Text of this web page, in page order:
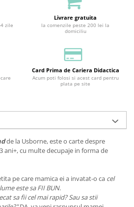
zile
Livrare gratuita
la comenzile peste 200 lei la
domiciliu
Card Prima de Cariera Didactica
Acum poti folosi si acest card pentru
plata pe site
de la Usborne, este o carte despre
ani+, cu multe decupaje in forma de
pe care mamica ei a invatat-o ca cel
este sa FII BUN.
sa fii cel mai rapid? Sau sa stii